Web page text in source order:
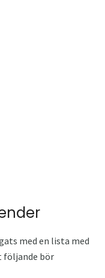
med en lista med
följande bör